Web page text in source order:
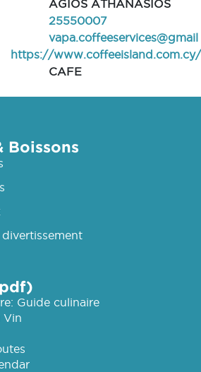
AGIOS ATHANASIOS
25550007
vapa.coffeeservices@gmail
https://www.coffeeisland.com.cy/
CAFE
Boissons
Guide culinaire
Vin